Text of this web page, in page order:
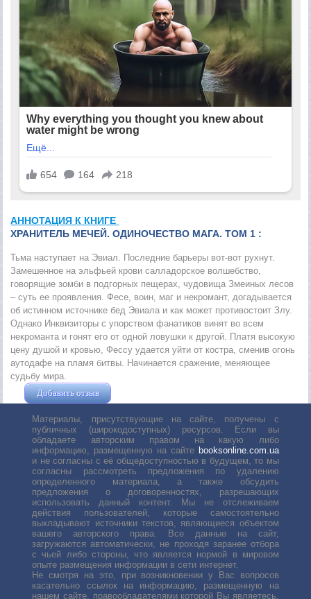
АННОТАЦИЯ К КНИГЕ
ХРАНИТЕЛЬ МЕЧЕЙ. ОДИНОЧЕСТВО МАГА. ТОМ 1 :
Тьма наступает на Эвиал. Последние барьеры вот-вот рухнут.
Замешенное на эльфьей крови салладорское волшебство,
говорящие зомби в подгорных пещерах, чудовища Змеиных лесов
– суть ее проявления. Фесе, воин, маг и некромант, догадывается
об истинном источнике бед Эвиала и как может противостоит Злу.
Однако Инквизиторы с упорством фанатиков винят во всем
некроманта и гонят его от одной ловушки к другой. Платя высокую
цену душой и кровью, Фессу удается уйти от костра, сменив огонь
аутодафе на пламя битвы. Начинается сражение, меняющее
судьбу мира.
Добавить отзыв
Материалы, присутствующие на сайте, получены с
публичных (широкодоступных) ресурсов. Если вы
обладаете авторским правом на какую либо
информацию, размещенную на сайте booksonline.com.ua
и не согласны с её общедоступностью в будущем, то мы
согласны рассмотреть предложения по удалению
определенного материала, а также обсудить
предложения о договоренностях, разрешающих
использовать данный контент. Мы не отслеживаем
действия пользователей, которые самостоятельно
выкладывают источники текстов, являющиеся объектом
вашего авторского права. Все данные на сайт,
загружаются автоматически, не проходя заранее отбора
с чьей либо стороны, что является нормой в мировом
опыте размещения информации в сети интернет.
Не смотря на это, при возникновении у Вас вопросов
касательно ссылок на информацию, размещенную на
нашем сайте, правообладателями которой Вы являетесь,